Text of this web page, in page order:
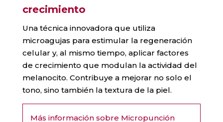
crecimiento
Una técnica innovadora que utiliza
microagujas para estimular la regeneración
celular y, al mismo tiempo, aplicar factores
de crecimiento que modulan la actividad del
melanocito. Contribuye a mejorar no solo el
tono, sino también la textura de la piel.
Más información sobre Micropunción